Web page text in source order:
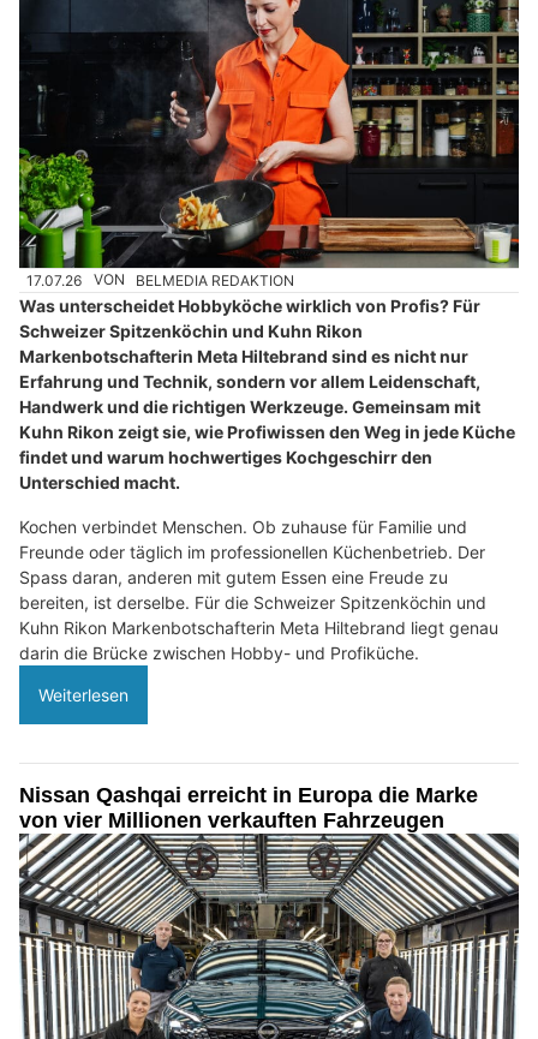
17.07.26 VON BELMEDIA REDAKTION
Was unterscheidet Hobbyköche wirklich von Profis? Für
Schweizer Spitzenköchin und Kuhn Rikon
Markenbotschafterin Meta Hiltebrand sind es nicht nur
Erfahrung und Technik, sondern vor allem Leidenschaft,
Handwerk und die richtigen Werkzeuge. Gemeinsam mit
Kuhn Rikon zeigt sie, wie Profiwissen den Weg in jede Küche
findet und warum hochwertiges Kochgeschirr den
Unterschied macht.
Kochen verbindet Menschen. Ob zuhause für Familie und
Freunde oder täglich im professionellen Küchenbetrieb. Der
Spass daran, anderen mit gutem Essen eine Freude zu
bereiten, ist derselbe. Für die Schweizer Spitzenköchin und
Kuhn Rikon Markenbotschafterin Meta Hiltebrand liegt genau
darin die Brücke zwischen Hobby- und Profiküche.
Weiterlesen
Nissan Qashqai erreicht in Europa die Marke
von vier Millionen verkauften Fahrzeugen